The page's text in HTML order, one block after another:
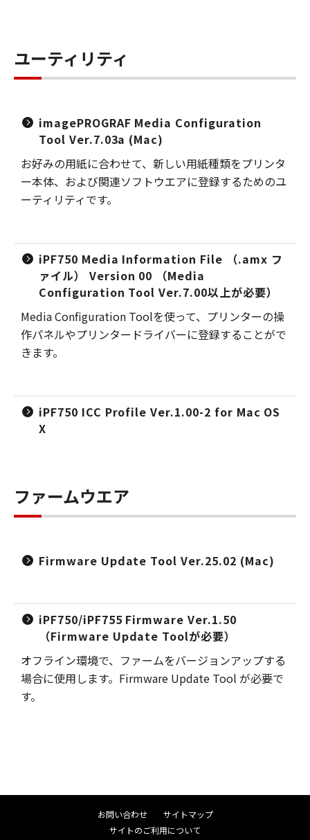
ユーティリティ
imagePROGRAF Media Configuration
Tool Ver.7.03a (Mac)
お好みの用紙に合わせて、新しい用紙種類をプリンタ
ー本体、および関連ソフトウエアに登録するためのユ
ーティリティです。
iPF750 Media Information File （.amx フ
ァイル） Version 00 （Media
Configuration Tool Ver.7.00以上が必要）
Media Configuration Toolを使って、プリンターの操
作パネルやプリンタードライバーに登録することがで
きます。
iPF750 ICC Profile Ver.1.00-2 for Mac OS
X
ファームウエア
Firmware Update Tool Ver.25.02 (Mac)
iPF750/iPF755 Firmware Ver.1.50
（Firmware Update Toolが必要）
オフライン環境で、ファームをバージョンアップする
場合に使用します。Firmware Update Tool が必要で
す。
お問い合わせ
サイトマップ
サイトのご利用について